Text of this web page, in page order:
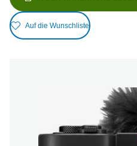
Auf die Wunschliste